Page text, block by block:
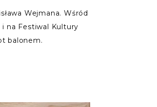
Wejmana. Wśród
na Festiwal Kultury
balonem.